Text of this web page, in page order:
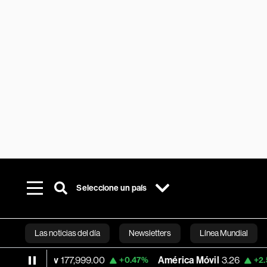
Seleccione un país
Las noticias del día Newsletters Línea Mundial
Bloomberg
177,999.00 +0.47% América Móvil 3.26 +2.52%